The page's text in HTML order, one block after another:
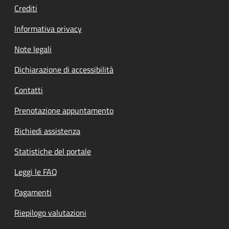
Crediti
Informativa privacy
Note legali
Dichiarazione di accessibilità
Contatti
Prenotazione appuntamento
Richiedi assistenza
Statistiche del portale
Leggi le FAQ
Pagamenti
Riepilogo valutazioni